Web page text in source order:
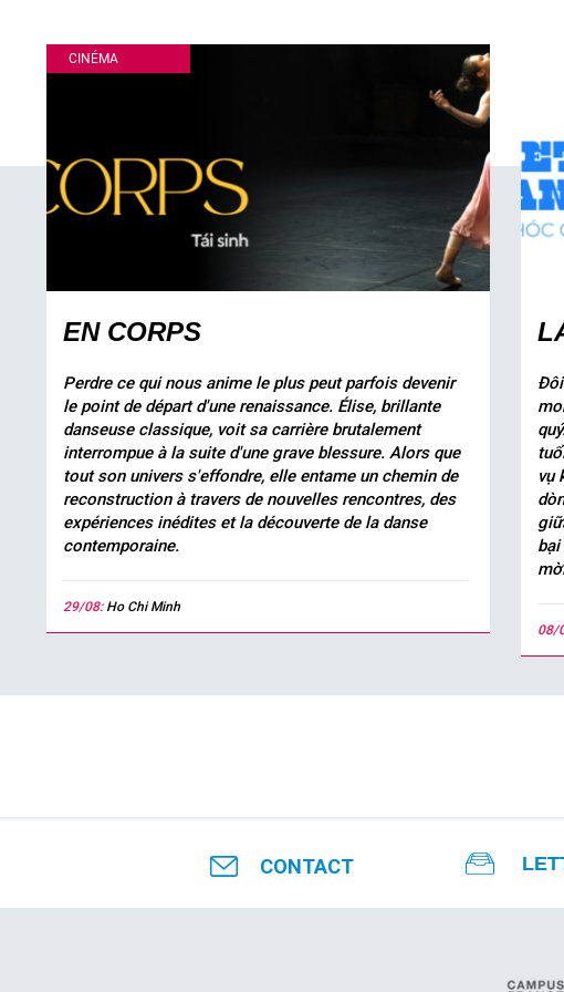
CINÉMA
EN CORPS
Perdre ce qui nous anime le plus peut parfois devenir
le point de départ d'une renaissance. Élise, brillante
danseuse classique, voit sa carrière brutalement
interrompue à la suite d'une grave blessure. Alors que
tout son univers s'effondre, elle entame un chemin de
reconstruction à travers de nouvelles rencontres, des
expériences inédites et la découverte de la danse
contemporaine.
29/08: Ho Chi Minh
vụ
08/
CONTACT